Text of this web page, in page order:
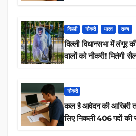
दिल्ली नौकरी भारत राज्य
दिल्ली विधानसभा में लंगूर
वालों को नौकरी!
नौकरी
कल है आवेदन की आखिरी
लिए निकली 406 पदों की